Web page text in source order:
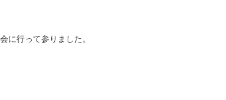
に行って参りました。